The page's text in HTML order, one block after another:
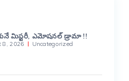
మిస్టరీ, ఎమోషనల్ డ్రామా !!
8, 2026 Uncategorized